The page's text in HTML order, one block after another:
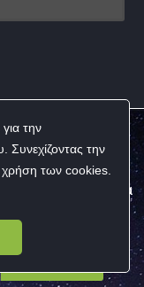
την
Συνεχίζοντας την
των cookies.
ΜΑΣ
τα τελευταία
πωλήσεις μας